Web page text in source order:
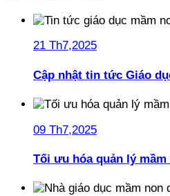
21 Th7,2025
Cập nhật tin tức Giáo
09 Th7,2025
Tối ưu hóa quản lý